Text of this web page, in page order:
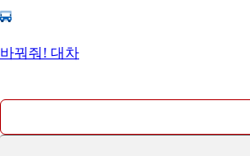
바꿔줘! 대차